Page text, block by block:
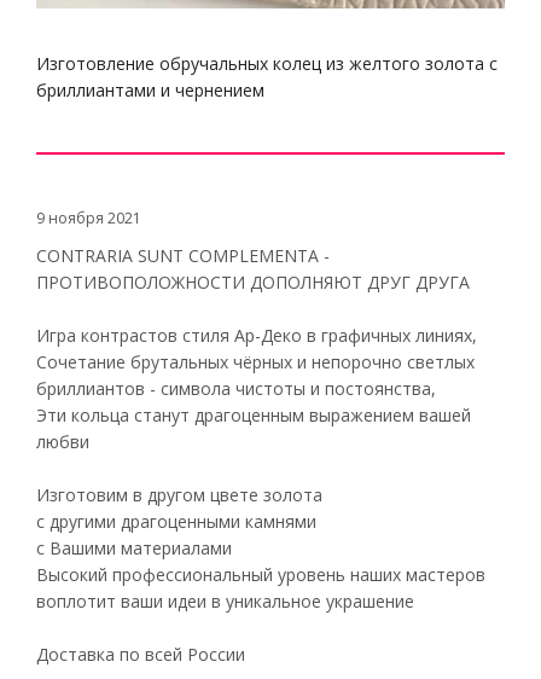
Изготовление обручальных колец из желтого золота с
бриллиантами и чернением
9 ноября 2021
CONTRARIA SUNT COMPLEMENTA -
ПРОТИВОПОЛОЖНОСТИ ДОПОЛНЯЮТ ДРУГ ДРУГА
Игра контрастов стиля Ар-Деко в графичных линиях,
Сочетание брутальных чёрных и непорочно светлых
бриллиантов - символа чистоты и постоянства,
Эти кольца станут драгоценным выражением вашей
любви
Изготовим в другом цвете золота
с другими драгоценными камнями
с Вашими материалами
Высокий профессиональный уровень наших мастеров
воплотит ваши идеи в уникальное украшение
Доставка по всей России